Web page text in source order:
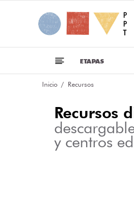
ETAPAS
Inicio Recursos
Recursos
y centros